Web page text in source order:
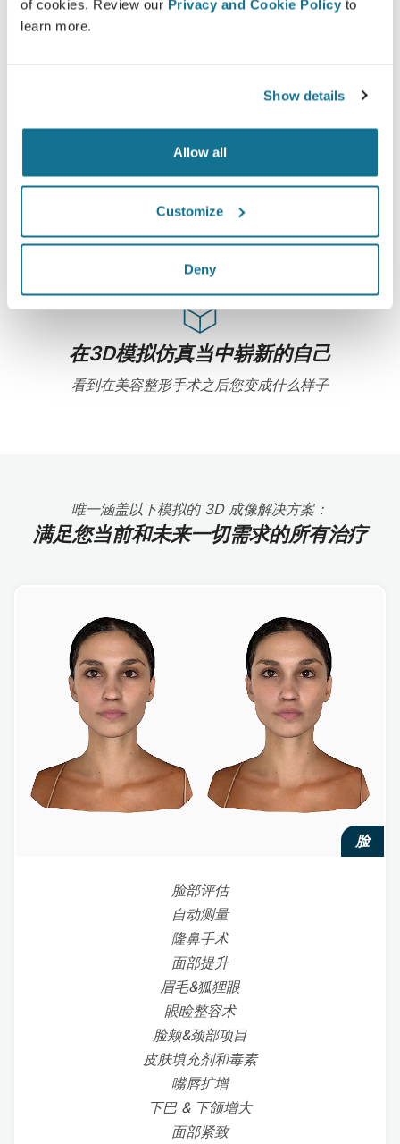
of cookies. Review our Privacy and Cookie Policy to
learn more.
Show details
Allow all
Customize
Deny
Crisalix 始终致力于保护您的个人隐私。我们的服务
高新技术
络，适用于美容整形手术的3D模拟器，同时，一些美
容整容协会也极力推荐它。
在3D模拟仿真当中崭新的自己
看到在美容整形手术之后您变成什么样子
唯一涵盖以下模拟的 3D 成像解决方案：
满足您当前和未来一切需求的所有治疗
脸
脸部评估
自动测量
隆鼻手术
面部提升
眉毛&狐狸眼
眼睑整容术
脸颊&颈部项目
皮肤填充剂和毒素
嘴唇扩增
下巴 & 下颌增大
面部紧致